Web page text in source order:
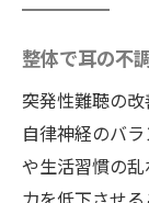
整体で耳の不
突発性難聴の
自律神経のバ
や生活習慣の